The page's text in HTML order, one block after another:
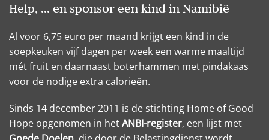
Help, ... en sponsor een kind in Namibië
Al voor 6,75 euro per maand krijgt een kind in de
soepkeuken vijf dagen per week een warme maaltijd
mét fruit en daarnaast boterhammen met pindakaas
voor de nodige extra calorieën.
Sinds 14 december 2011 is de stichting Home of Good
Hope opgenomen in hetANBI-register, een lijst met